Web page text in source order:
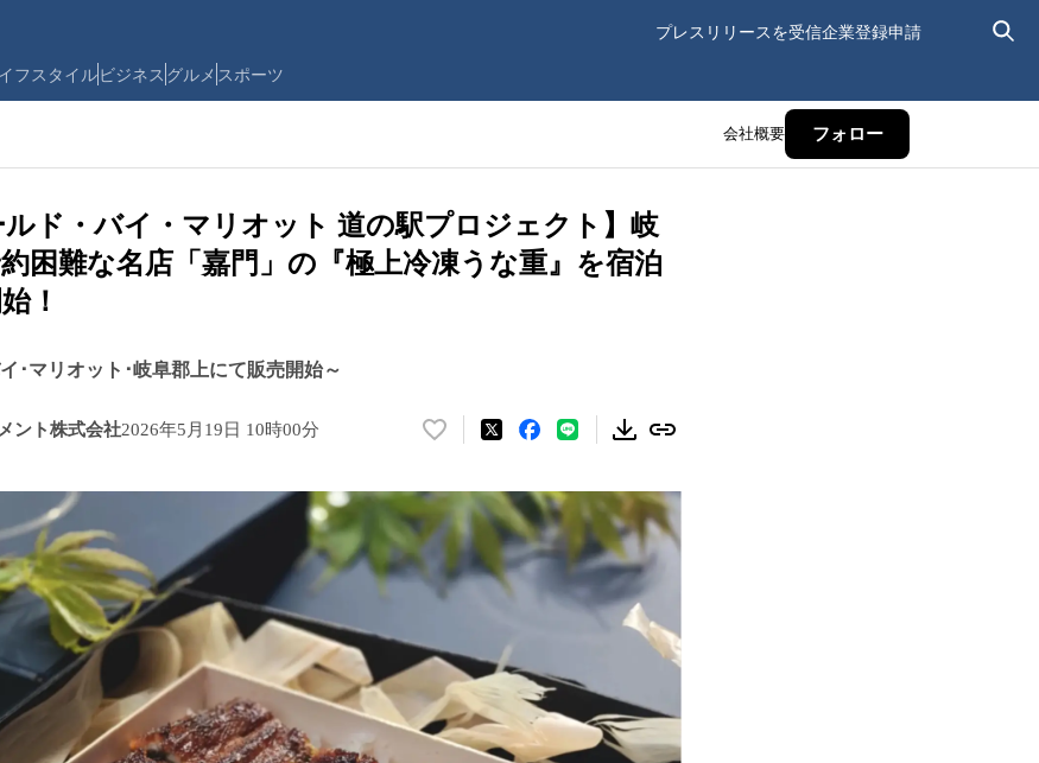
プレスリリースを受信企業登録申請
フスタイルビジネス グルメ スポーツ
会社概要 フォロー
ルド・バイ・マリオット 道の駅プロジェクト】岐
困難な名店「嘉門」の『極上冷凍うな重』を宿泊
！
･マリオット･岐阜郡上にて販売開始～
ント株式会社2026年5月19日 10時00分
い
ね
！
数
を
読
み
中
で
す